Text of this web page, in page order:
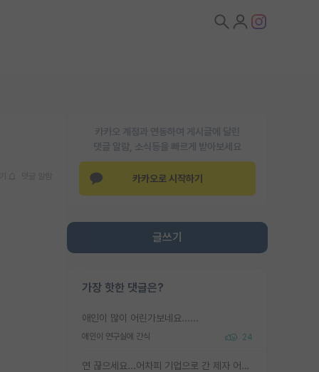
카카오 계정과 연동하여 게시글에 달린
댓글 알람, 소식등을 빠르게 받아보세요
카카오로 시작하기
글쓰기
가장 핫한 댓글은?
애인이 많이 어린가보네요......
애인이 연구실에 간식 24
연 끊으세요...어차피 기업으로 간 제자 어떻게 못합니다. 기업에서는 교수들 사기꾼으로 보는 시선도 강하고, 앞에서나 교수님하고 떠받들어주지 많이 무시합니다. 영향력도 0에 수렴합니다. 그리고 생각해보십시오. 석사로 기업간 제자가 무슨 힘이 있다고 과제를 달라고 합니까? 말만 교수지 무능력자라고 생각합니다. 세금이 아깝습니다.